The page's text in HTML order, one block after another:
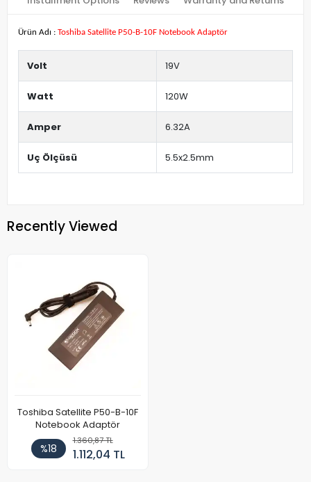
Ürün Adı : Toshiba Satellite P50-B-10F Notebook Adaptör
Volt 19V
Watt 120W
Amper 6.32A
Uç Ölçüsü 5.5x2.5mm
Recently Viewed
Toshiba Satellite P50-B-10F
Notebook Adaptör
%18
1.360,87 TL
1.112,04 TL